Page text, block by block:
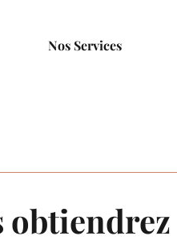
Nos Services